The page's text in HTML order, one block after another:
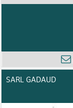
SARL GADAUD